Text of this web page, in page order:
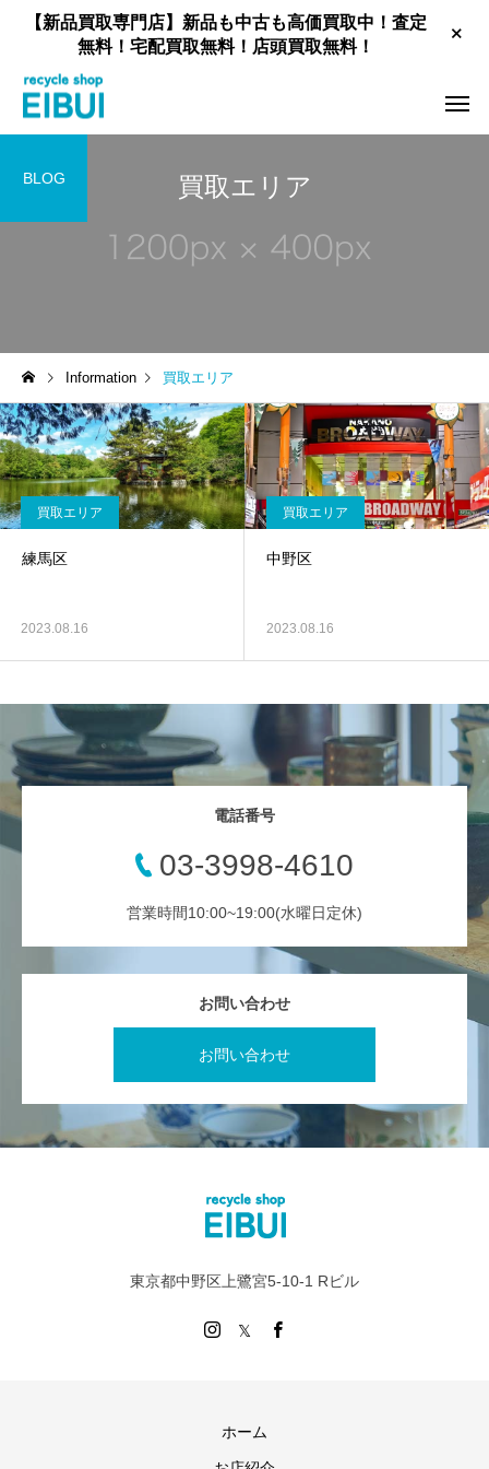
【新品買取専門店】新品も中古も高価買取中！査定
無料！宅配買取無料！店頭買取無料！
家具買取 お酒買
買取エリア
BLOG
Information 買取エリア
買取エリア
練馬区
2023.08.16
買取エリア
中野区
2023.08.16
お問い合わせ
お問い合わせ
電話番号
03-3998-4610
営業時間10:00~19:00(水曜日定休)
東京都中野区上鷺宮5-10-1 Rビル
ホーム